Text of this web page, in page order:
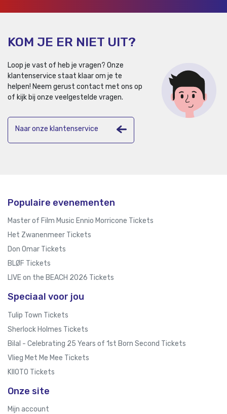
KOM JE ER NIET UIT?
Loop je vast of heb je vragen? Onze
klantenservice staat klaar om je te
helpen! Neem gerust contact met ons op
of kijk bij onze veelgestelde vragen.
Naar onze klantenservice
Populaire evenementen
Master of Film Music Ennio Morricone Tickets
Het Zwanenmeer Tickets
Don Omar Tickets
BLØF Tickets
LIVE on the BEACH 2026 Tickets
Speciaal voor jou
Tulip Town Tickets
Sherlock Holmes Tickets
Bilal - Celebrating 25 Years of 1st Born Second Tickets
Vlieg Met Me Mee Tickets
KIIOTO Tickets
Onze site
Mijn account